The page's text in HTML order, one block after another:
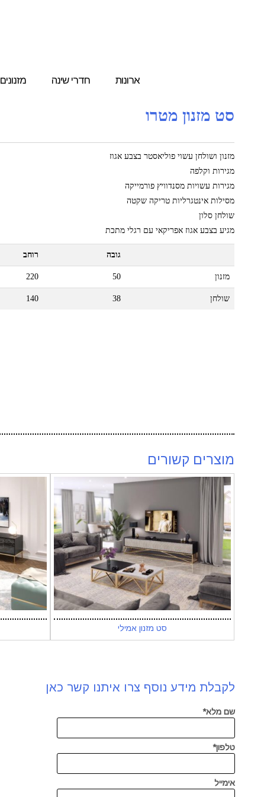
ארונות חדרי שינה מזנונים
סט מזנון מטרו
מזנון ושולחן עשוי פוליאסטר בצבע אגוז
מגירות וקלפה
מגירות עשויות מסנדוויץ פורמייקה
מסילות אינטגרליות טריקה שקטה
שולחן סלון
מגיע בצבע אגוז אפריקאי עם רגלי מתכת
גובה רוחב
מזנון 50
220
שולחן 38
140
מוצרים קשורים
סט מזנון אמילי
לקבלת מידע נוסף צרו איתנו קשר כאן
שם מלא*
טלפון*
אימייל